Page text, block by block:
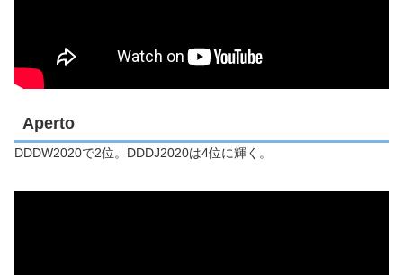
Aperto
DDDW2020で2位。DDDJ2020は4位に輝く。